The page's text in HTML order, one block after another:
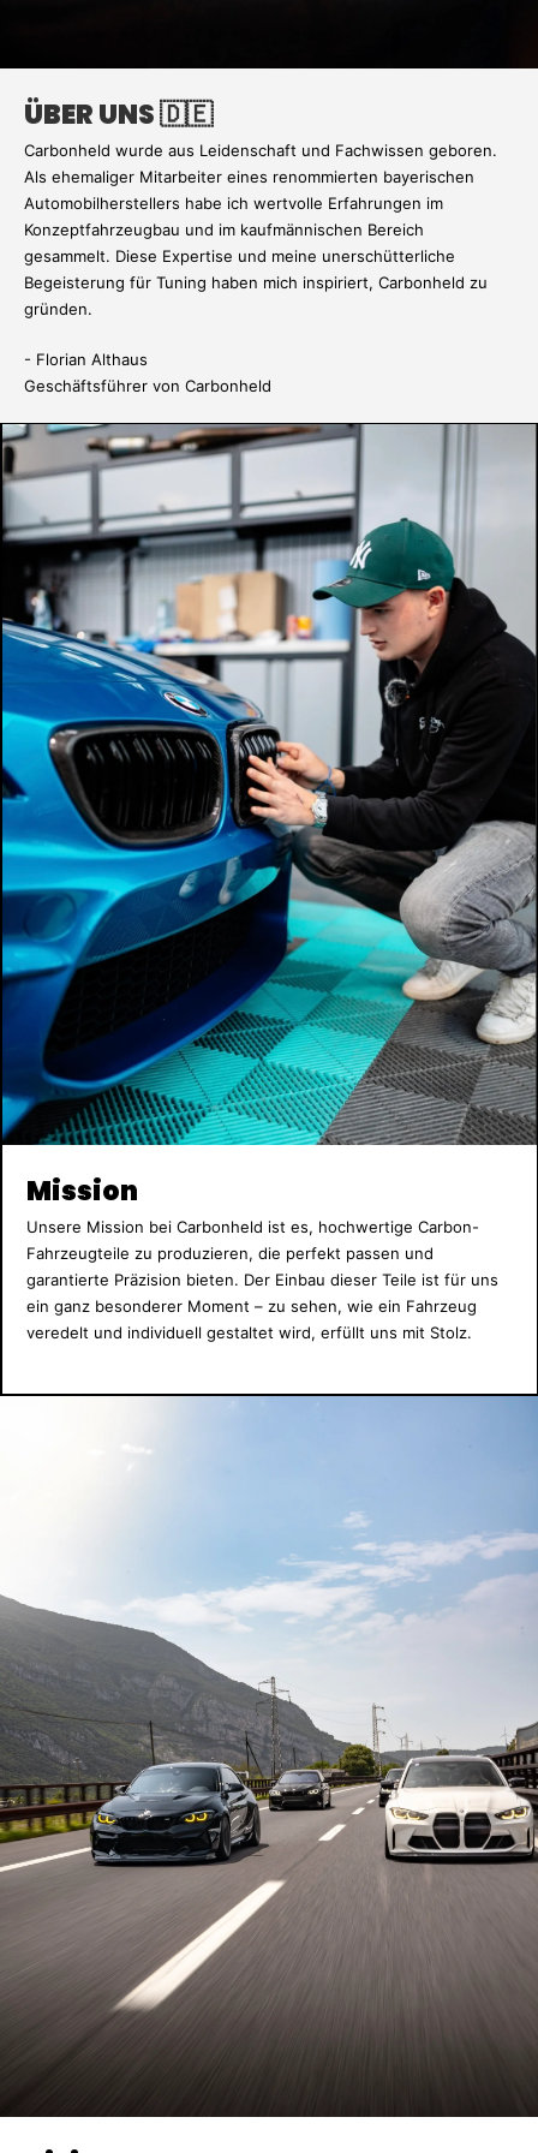
ÜBER UNS 🇩🇪
Carbonheld wurde aus Leidenschaft und Fachwissen geboren.
Als ehemaliger Mitarbeiter eines renommierten bayerischen
Automobilherstellers habe ich wertvolle Erfahrungen im
Konzeptfahrzeugbau und im kaufmännischen Bereich
gesammelt. Diese Expertise und meine unerschütterliche
Begeisterung für Tuning haben mich inspiriert, Carbonheld zu
gründen.
- Florian Althaus
Geschäftsführer von Carbonheld
Mission
Unsere Mission bei Carbonheld ist es, hochwertige Carbon-
Fahrzeugteile zu produzieren, die perfekt passen und
garantierte Präzision bieten. Der Einbau dieser Teile ist für uns
ein ganz besonderer Moment – zu sehen, wie ein Fahrzeug
veredelt und individuell gestaltet wird, erfüllt uns mit Stolz.